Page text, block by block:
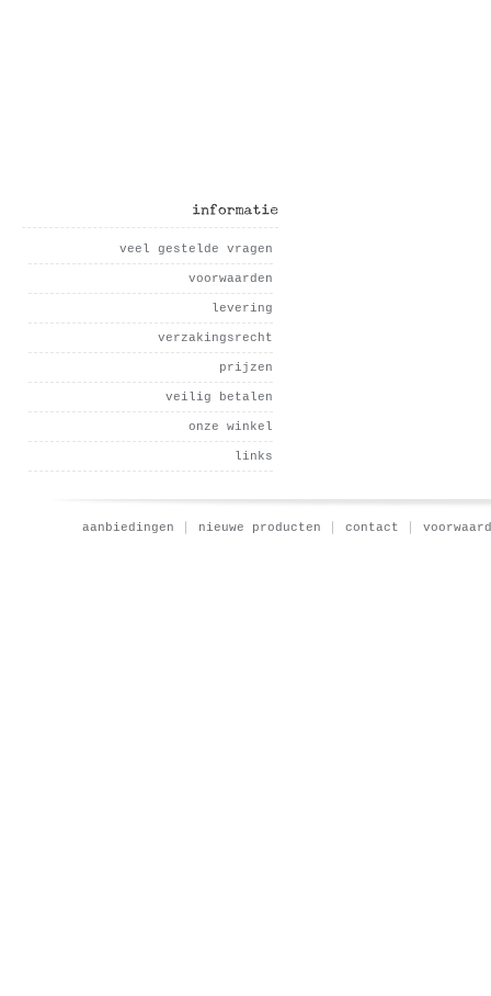
veel gestelde vragen
voorwaarden
levering
verzakingsrecht
prijzen
veilig betalen
onze winkel
links
aanbiedingen nieuwe producten contact